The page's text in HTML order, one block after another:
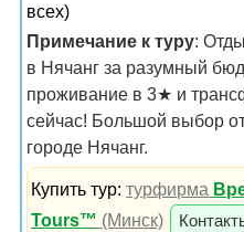
всех)
Примечание к туру:
в Нячанг за разумный
проживание в 3★ и
сейчас! Большой выбор
городе Нячанг.
Купить тур:турфирма
Tours™ (Минск)